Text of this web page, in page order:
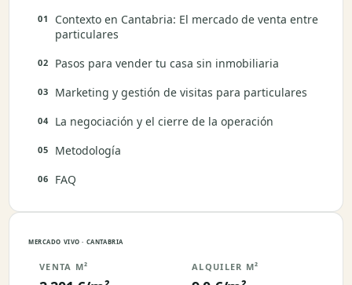
Contexto en Cantabria: El mercado de venta entre
particulares
Pasos para vender tu casa sin inmobiliaria
Marketing y gestión de visitas para particulares
La negociación y el cierre de la operación
Metodología
FAQ
MERCADO VIVO · CANTABRIA
VENTA M² ALQUILER M²